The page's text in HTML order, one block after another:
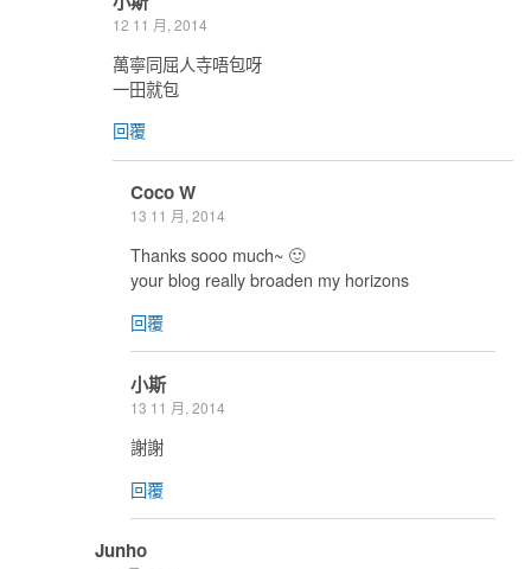
12 11 月, 2014
萬寧同屈人寺唔包呀
一田就包
回覆
Coco W
13 11 月, 2014
Thanks sooo much~ 🙂
your blog really broaden my horizons
回覆
小斯
13 11 月, 2014
謝謝
回覆
Junho